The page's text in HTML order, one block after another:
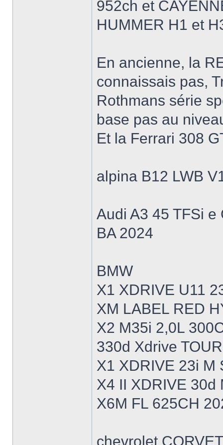
952ch et
HUMMER H1 et
En ancienne, la
connaissais pas,
Rothmans série
base pas au
Et la Ferrari 308
alpina B12 LWB
Audi A3 45 TFSi e
BA 2024
BMW
X1 XDRIVE U11
XM LABEL RED
X2 M35i 2,0L
330d Xdrive
X1 XDRIVE 23i M
X4 II XDRIVE 30d
X6M FL 625CH
chevrolet